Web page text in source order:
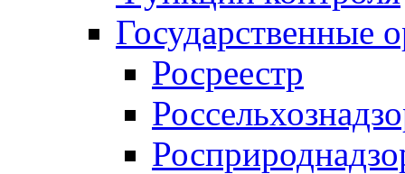
Государственные
Росреестр